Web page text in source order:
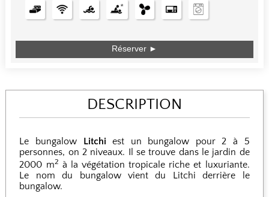
Réserver ►
DESCRIPTION
Le bungalow Litchi est un bungalow pour 2 à 5
personnes, on 2 niveaux. Il se trouve dans le jardin de
2000 m2 à la végétation tropicale riche et luxuriante.
Le nom du bungalow vient du Litchi derrière le
bungalow.